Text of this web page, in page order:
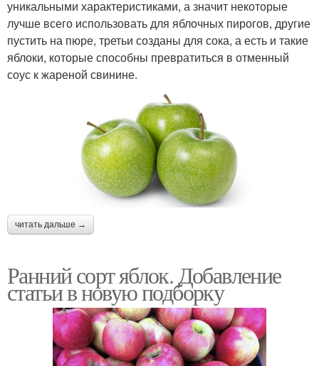
уникальными характеристиками, а значит некоторые
лучше всего использовать для яблочных пирогов, другие
пустить на пюре, третьи созданы для сока, а есть и такие
яблоки, которые способны превратиться в отменный
соус к жареной свинине.
читать дальше →
Ранний сорт яблок. Добавление
статьи в новую подборку